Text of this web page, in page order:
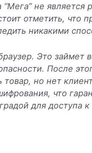
не
отметить, что
никакими
Это
После
но нет
что
для доступа